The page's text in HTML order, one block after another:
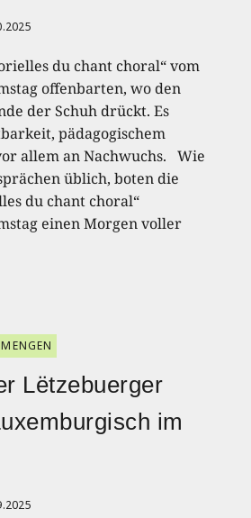
du chant choral“ vom
offenbarten, wo den
der Schuh drückt. Es
pädagogischem
allem an Nachwuchs. Wie
üblich, boten die
du chant choral“
einen Morgen voller
Lëtzebuerger
im